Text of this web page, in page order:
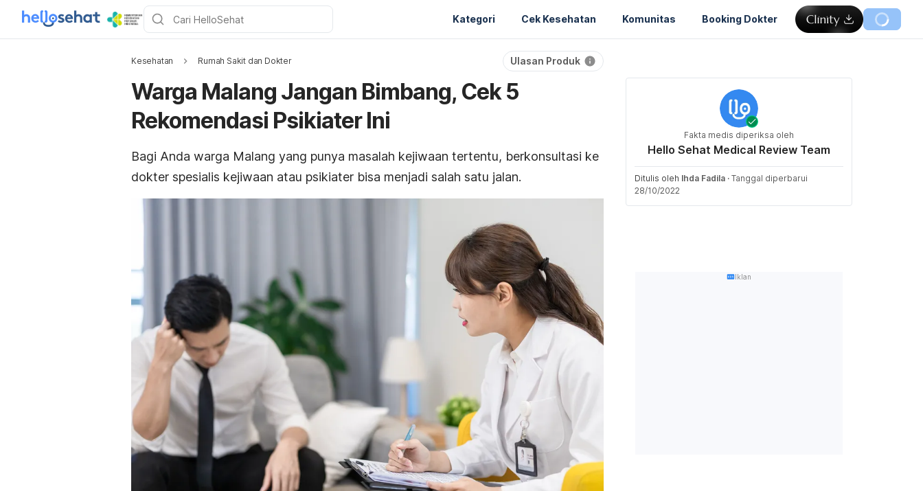
Kategori Cek Kesehatan Komunitas Booking Dokter
Kesehatan Rumah Sakit dan Dokter Ulasan Produk
Warga Malang Jangan Bimbang, Cek 5
Rekomendasi Psikiater Ini
Bagi Anda warga Malang yang punya masalah kejiwaan tertentu, berkonsultasi ke
dokter spesialis kejiwaan atau psikiater bisa menjadi salah satu jalan.
Fakta medis diperiksa oleh
Hello Sehat Medical Review Team
Ditulis oleh Ihda Fadila · Tanggal diperbarui
28/10/2022
Iklan